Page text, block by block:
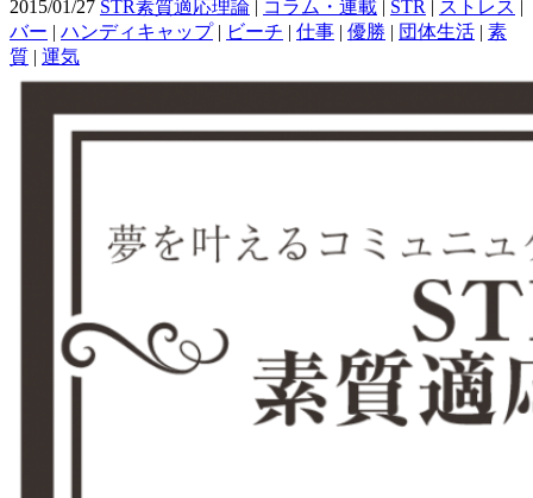
2015/01/27 STR素質適応理論 | コラム・連載 | STR | ストレス |
バー | ハンディキャップ| ビーチ | 仕事 | 優勝 | 団体生活 | 素
質 | 運気